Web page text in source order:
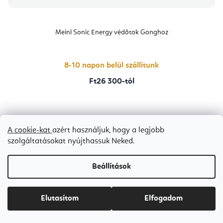
A cookie-kat azért használjuk, hogy a legjobb
szolgáltatásokat nyújthassuk Neked.
Beállítások
Elutasítom Elfogadom
Meinl Sonic Energy védőtok Gonghoz
8-10 napon belül szállítunk
Ft26 300-tól